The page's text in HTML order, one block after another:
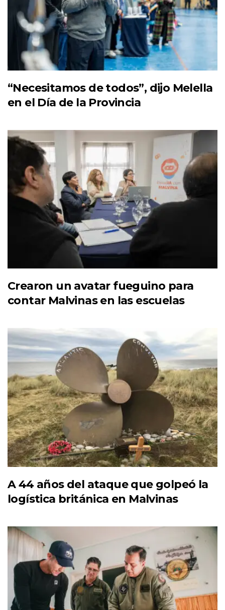
“Necesitamos de todos”, dijo Melella
en el Día de la Provincia
Crearon un avatar fueguino para
contar Malvinas en las escuelas
A 44 años del ataque que golpeó la
logística británica en Malvinas